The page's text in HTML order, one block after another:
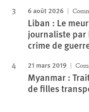
6 août 2026
Liban : Le
journaliste par
crime de
21 mars 2019
Myanmar :
de filles